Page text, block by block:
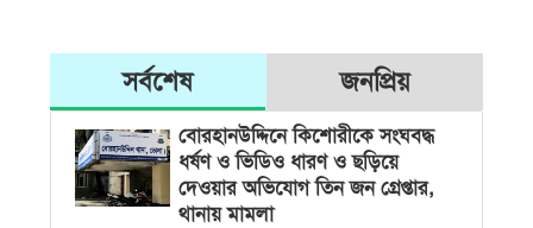
সর্বশেষ জনপ্রিয়
বোরহানউদ্দিনে কিশোরীকে সংঘবদ্ধ
ধর্ষণ ও ভিডিও ধারণ ও ছড়িয়ে
দেওয়ার অভিযোগ তিন জন গ্রেপ্তার,
থানায় মামলা